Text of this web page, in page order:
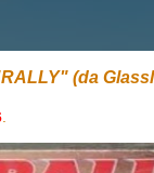
(da
.